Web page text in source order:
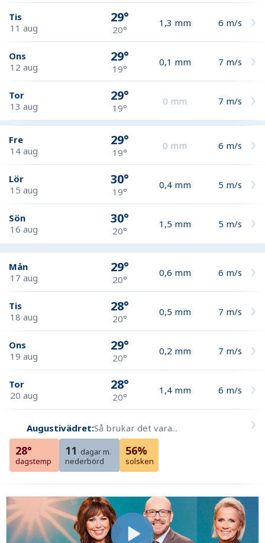
Tis
11 aug
29°
20°
1,3 mm 6 m/s
Ons
12 aug
29°
19°
0,1 mm 7 m/s
Tor
13 aug
29°
19°
0 mm 7 m/s
Fre
14 aug
29°
19°
0 mm 6 m/s
Lör
15 aug
30°
19°
0,4 mm 5 m/s
Sön
16 aug
30°
20°
1,5 mm 5 m/s
Mån
17 aug
29°
20°
0,6 mm 6 m/s
Tis
18 aug
28°
20°
0,5 mm 7 m/s
Ons
19 aug
29°
20°
0,2 mm 7 m/s
Tor
20 aug
28°
20°
1,4 mm 6 m/s
Augustivädret:Så brukar det vara...
28°
dagstemp
11 dagar m.
nederbörd
56%
solsken